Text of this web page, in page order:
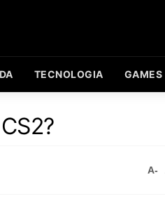
TECNOLOGIA GAMES
A-